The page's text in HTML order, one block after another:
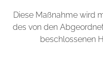
Diese Maßnahme wird
des von den
beschlossenen